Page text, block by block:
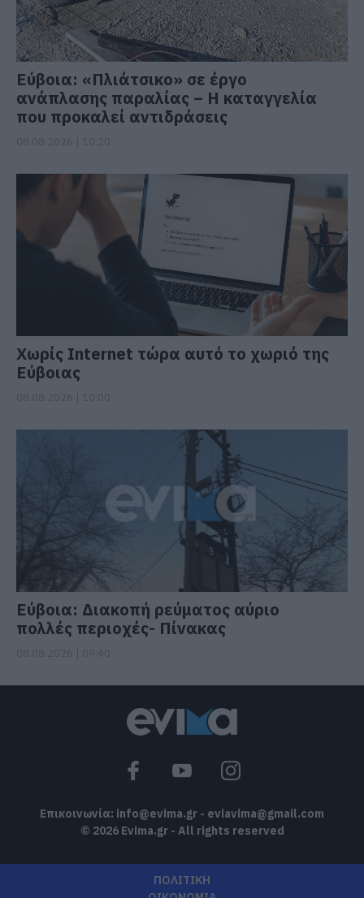
Εύβοια: «Πλιάτσικο» σε έργο
ανάπλασης παραλίας – Η καταγγελία
που προκαλεί αντιδράσεις
Χωρίς Internet τώρα αυτό το χωριό της
Εύβοιας
Εύβοια: Διακοπή ρεύματος αύριο
πολλές περιοχές- Πίνακας
Επικοινωνία: info@evima.gr - eviavima@gmail.com
© 2026 Evima.gr - All rights reserved
ΠΟΛΙΤΙΚΗ